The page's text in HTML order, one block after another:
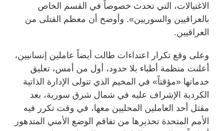
الاغتيالات، التي تحدث خصوصاً في القسم الخاص
بالعراقيين والسوريين». وأوضح أن معظم القتلى من
العراقيين.
وعلى وقع تكرار اعتداءات طالت أيضاً عاملين إنسانيين،
أعلنت منظمة أطباء بلا حدود، أول من أمس، تعليق
خدماتها «مؤقتاً» في المخيم الذي تتولى الإدارة الذاتية
الكردية الإشراف عليه في شمال شرق سورية، بعد
مقتل أحد العاملين المحليين معها، في وقت تكرر فيه
الأمم المتحدة تحذيرها من تفاقم الوضع الأمني المتدهور